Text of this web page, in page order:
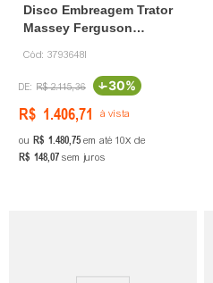
Disco Embreagem Trator
Massey Ferguson
Cód: 3793648I
R$ 2.115,36 -30%
R$ 1.406,71 à vista
ou R$ 1.480,75 em até 10 de
R$ 148,07 sem juros